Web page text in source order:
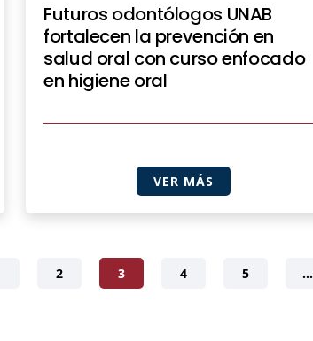
Futuros odontólogos UNAB
fortalecen la prevención en
salud oral con curso enfocado
en higiene oral
VER MÁS
2 3 4 5 …